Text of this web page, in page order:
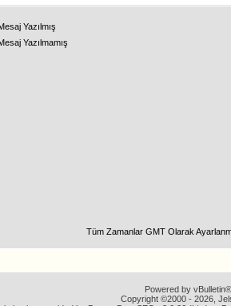
Yazılmış
Yazılmamış
Tüm Zamanlar GMT Olarak
Powered by
Copyright ©2000 - 2026,